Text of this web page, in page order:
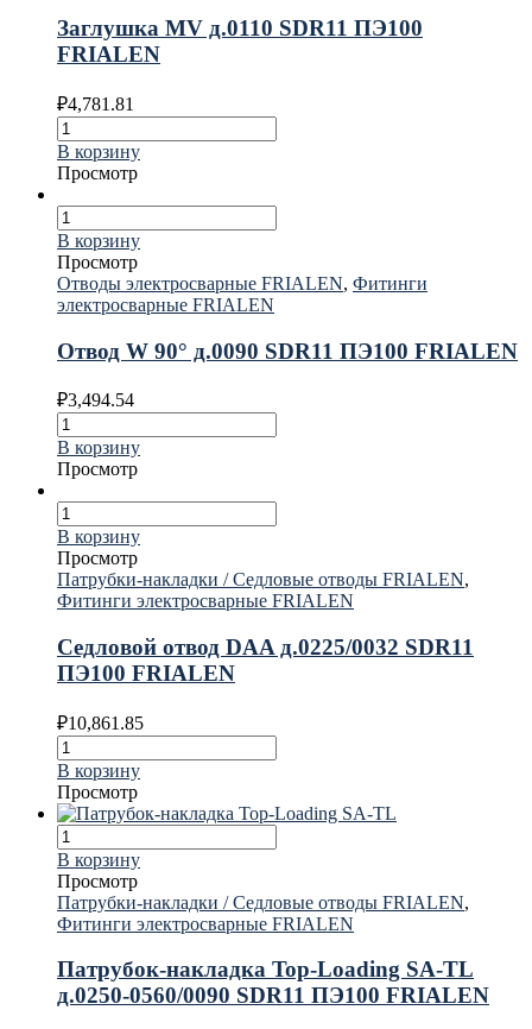
Заглушка MV д.0110 SDR11 ПЭ100
FRIALEN
₽4,781.81
В корзину
Просмотр
В корзину
Просмотр
Отводы электросварные FRIALEN, Фитинги
электросварные FRIALEN
Отвод W 90° д.0090 SDR11 ПЭ100 FRIALEN
₽3,494.54
В корзину
Просмотр
В корзину
Просмотр
Патрубки-накладки / Седловые отводы FRIALEN,
Фитинги электросварные FRIALEN
Седловой отвод DAA д.0225/0032 SDR11
ПЭ100 FRIALEN
₽10,861.85
В корзину
Просмотр
В корзину
Просмотр
Патрубки-накладки / Седловые отводы FRIALEN,
Фитинги электросварные FRIALEN
Патрубок-накладка Top-Loading SA-TL
д.0250-0560/0090 SDR11 ПЭ100 FRIALEN